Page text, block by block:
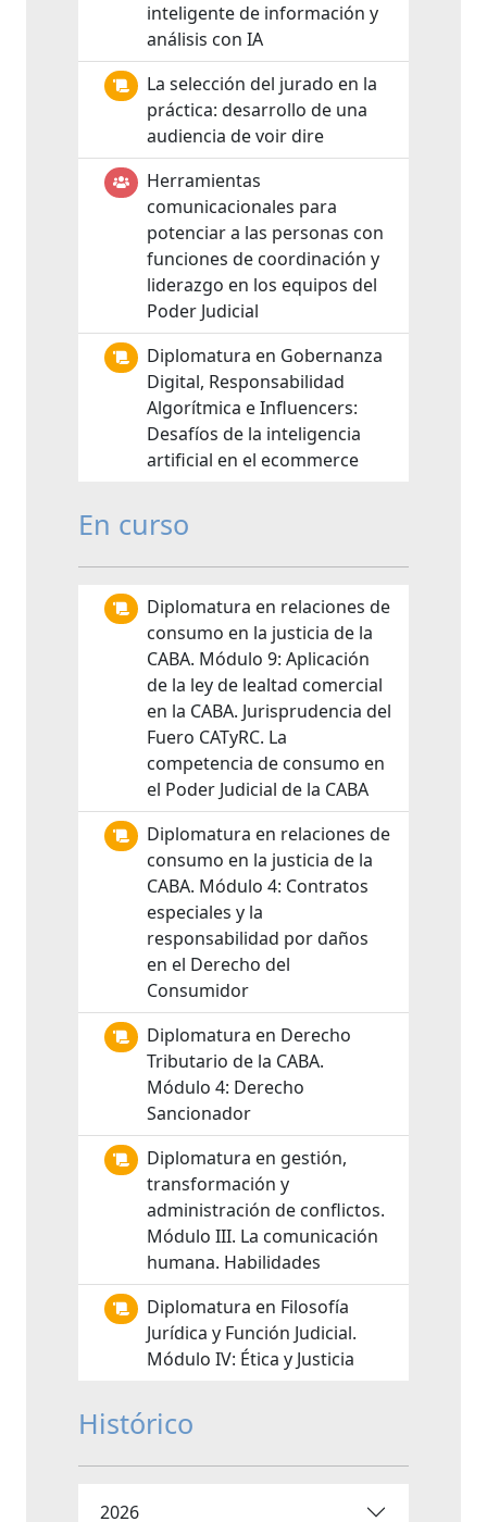
inteligente de información y
análisis con IA
La selección del jurado en la
práctica: desarrollo de una
audiencia de voir dire
Herramientas
comunicacionales para
potenciar a las personas con
funciones de coordinación y
liderazgo en los equipos del
Poder Judicial
Diplomatura en Gobernanza
Digital, Responsabilidad
Algorítmica e Influencers:
Desafíos de la inteligencia
artificial en el ecommerce
En curso
Diplomatura en relaciones de
consumo en la justicia de la
CABA. Módulo 9: Aplicación
de la ley de lealtad comercial
en la CABA. Jurisprudencia del
Fuero CATyRC. La
competencia de consumo en
el Poder Judicial de la CABA
Diplomatura en relaciones de
consumo en la justicia de la
CABA. Módulo 4: Contratos
especiales y la
responsabilidad por daños
en el Derecho del
Consumidor
Diplomatura en Derecho
Tributario de la CABA.
Módulo 4: Derecho
Sancionador
Diplomatura en gestión,
transformación y
administración de conflictos.
Módulo III. La comunicación
humana. Habilidades
Diplomatura en Filosofía
Jurídica y Función Judicial.
Módulo IV: Ética y Justicia
Histórico
2026